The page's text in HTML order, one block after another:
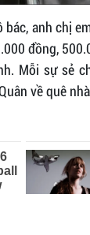
anh chị
đồng,
Mỗi sự sẻ
về quê